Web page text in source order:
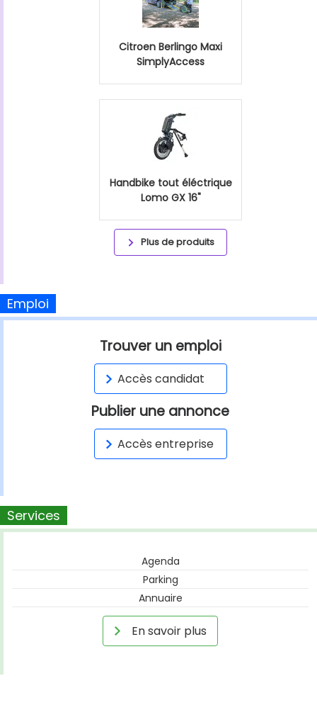
Citroen Berlingo Maxi
SimplyAccess
Handbike tout éléctrique
Lomo GX 16"
Plus de produits
Emploi
Trouver un emploi
Accès candidat
Publier une annonce
Accès entreprise
Services
Agenda
Parking
Annuaire
En savoir plus